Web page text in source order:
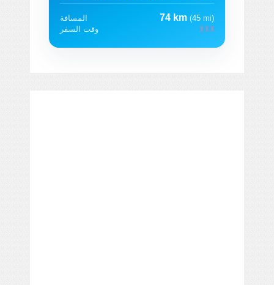
المسافة 74 km (45 mi)
وقت السفر